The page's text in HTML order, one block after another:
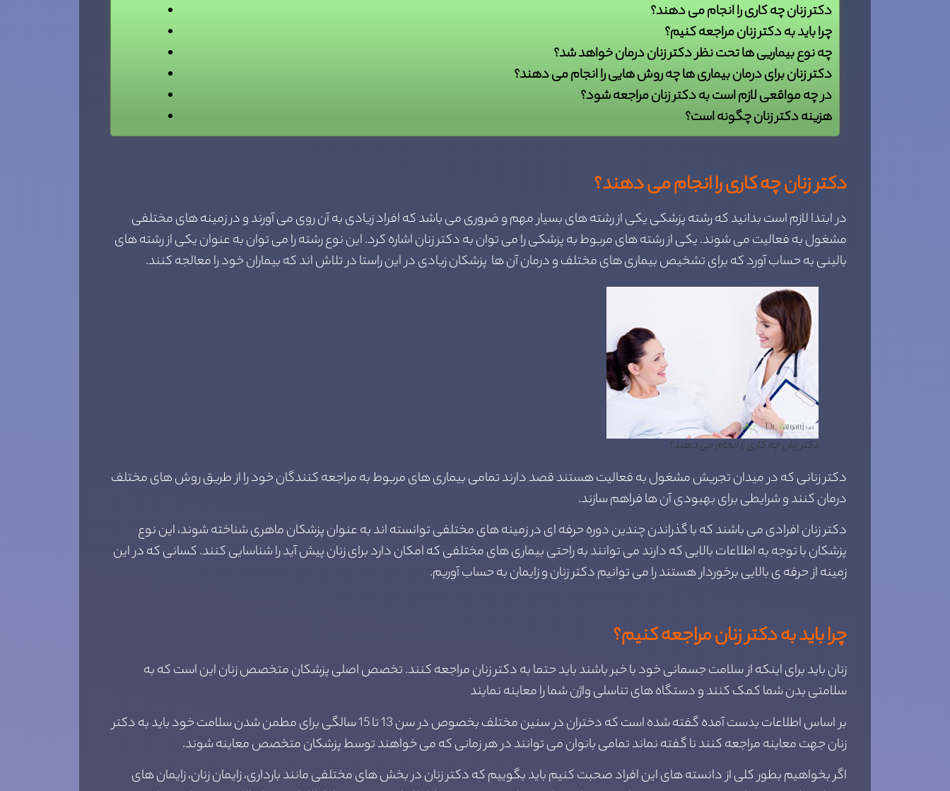
دکتر زنان چه کاری را انجام می دهند؟
چرا باید به دکتر زنان مراجعه کنیم؟
چه نوع بیماریی ها تحت نظر دکتر زنان درمان خواهد شد؟
دکتر زنان برای درمان بیماری ها چه روش هایی را انجام می دهند؟
در چه مواقعی لازم است به دکتر زنان مراجعه شود؟
هزینه دکتر زنان چگونه است؟
دکتر زنان چه کاری را انجام می دهند؟
در ابتدا لازم است بدانید که رشته پزشکی یکی از رشته های بسیار مهم و ضروری می باشد که افراد زیادی به آن روی می آورند و در زمینه های مختلفی
مشغول به فعالیت می شوند. یکی از رشته های مربوط به پزشکی را می توان به دکتر زنان اشاره کرد. این نوع رشته را می توان به عنوان یکی از رشته های
بالینی به حساب آورد که برای تشخیص بیماری های مختلف و درمان آن ها پزشکان زیادی در این راستا در تلاش اند که بیماران خود را معالجه کنند.
دکتر زنان چه کاری را انجام می دهند؟
دکتر زنانی که در میدان تجریش مشغول به فعالیت هستند قصد دارند تمامی بیماری های مربوط به مراجعه کنندگان خود را از طریق روش های مختلف
درمان کنند و شرایطی برای بهبودی آن ها فراهم سازند.
دکتر زنان افرادی می باشند که با گذراندن چندین دوره حرفه ای در زمینه های مختلفی توانسته اند به عنوان پزشکان ماهری شناخته شوند، این نوع
پزشکان با توجه به اطلاعات بالایی که دارند می توانند به راحتی بیماری های مختلفی که امکان دارد برای زنان پیش آید را شناسایی کنند. کسانی که در این
زمینه از حرفه ی بالایی برخوردار هستند را می توانیم دکتر زنان و زایمان به حساب آوریم.
چرا باید به دکتر زنان مراجعه کنیم؟
زنان باید برای اینکه از سلامت جسمانی خود با خبر باشند باید حتما به دکتر زنان مراجعه کنند. تخصص اصلی پزشکان متخصص زنان این است که به
سلامتی بدن شما کمک کنند و دستگاه های تناسلی واژن شما را معاینه نمایند
بر اساس اطلاعات بدست آمده گفته شده است که دختران در سنین مختلف بخصوص در سن 13 تا 15 سالگی برای مطمن شدن سلامت خود باید به دکتر
زنان جهت معاینه مراجعه کنند نا گفته نماند تمامی بانوان می توانند در هر زمانی که می خواهند توسط پزشکان متخصص معاینه شوند.
اگر بخواهیم بطور کلی از دانسته های این افراد صحبت کنیم باید بگوییم که دکتر زنان در بخش های مختلفی مانند بارداری، زایمان زنان، زایمان های